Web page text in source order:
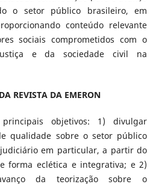
o setor público brasileiro, em
conteúdo relevante
sociais comprometidos com o
e da sociedade civil na
REVISTA DA EMERON
objetivos: 1) divulgar
qualidade sobre o setor público
em particular, a partir do
forma eclética e integrativa; e 2)
da teorização sobre o